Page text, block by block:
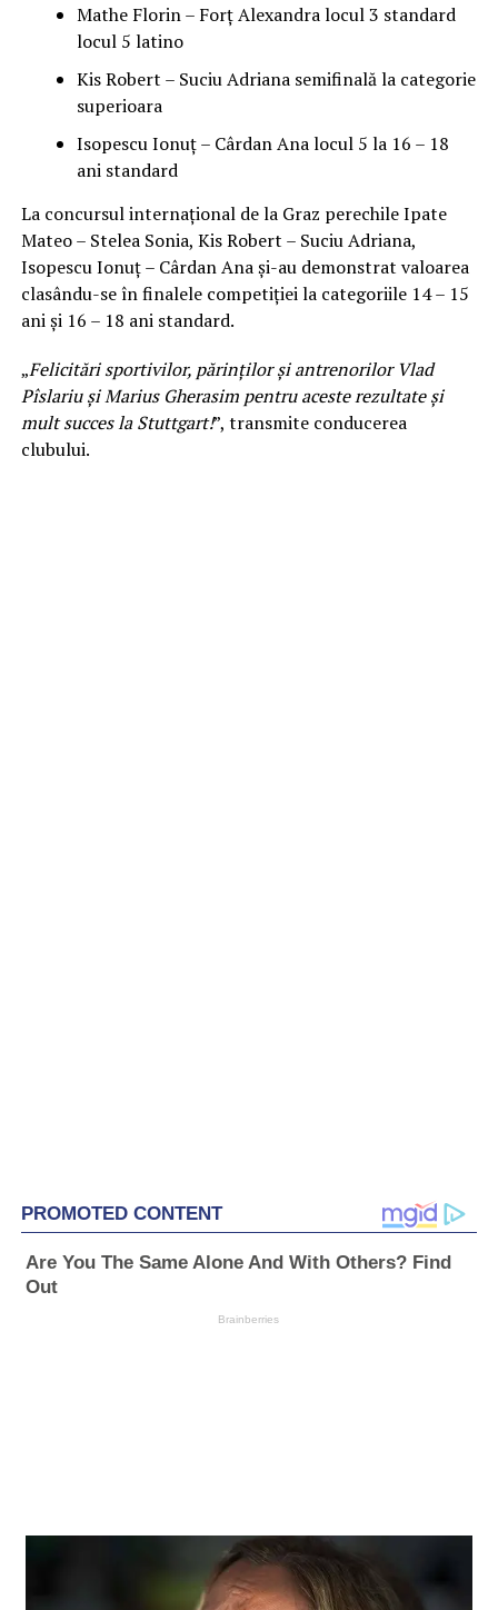
Mathe Florin – Forț Alexandra locul 3 standard
locul 5 latino
Kis Robert – Suciu Adriana semifinală la categorie
superioara
Isopescu Ionuț – Cârdan Ana locul 5 la 16 – 18
ani standard
La concursul internațional de la Graz perechile Ipate
Mateo – Stelea Sonia, Kis Robert – Suciu Adriana,
Isopescu Ionuț – Cârdan Ana și-au demonstrat valoarea
clasându-se în finalele competiției la categoriile 14 – 15
ani și 16 – 18 ani standard.
„Felicitări sportivilor, părinților și antrenorilor Vlad
Pîslariu și Marius Gherasim pentru aceste rezultate și
mult succes la Stuttgart!”, transmite conducerea
clubului.